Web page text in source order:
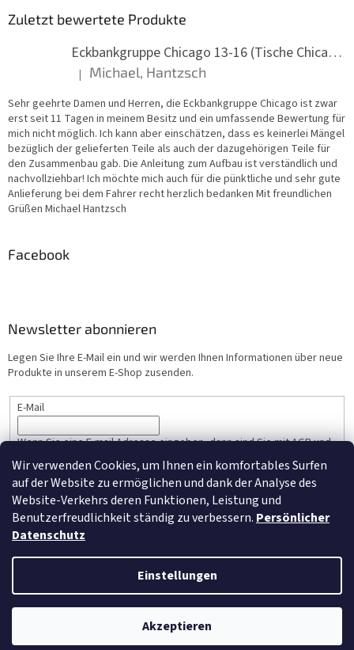
Wir verwenden Cookies, um Ihnen ein komfortables Surfen
auf der Website zu ermöglichen und dank der Analyse des
Website-Verkehrs deren Funktionen, Leistung und
Benutzerfreudlichkeit ständig zu verbessern. Persönlicher
Datenschutz
Einstellungen
Akzeptieren
Zuletzt bewertete Produkte
Eckbankgruppe Chicago 13-16 (Tische Chicago)
Die Produktbewertung beträgt 5 von 5 Sternen.
| Michael, Hantzsch
Sehr geehrte Damen und Herren, die Eckbankgruppe Chicago ist zwar
erst seit 11 Tagen in meinem Besitz und ein umfassende Bewertung für
mich nicht möglich. Ich kann aber einschätzen, dass es keinerlei Mängel
bezüglich der gelieferten Teile als auch der dazugehörigen Teile für
den Zusammenbau gab. Die Anleitung zum Aufbau ist verständlich und
nachvollziehbar! Ich möchte mich auch für die pünktliche und sehr gute
Anlieferung bei dem Fahrer recht herzlich bedanken Mit freundlichen
Grüßen Michael Hantzsch
Facebook
Newsletter abonnieren
Legen Sie Ihre E-Mail ein und wir werden Ihnen Informationen über neue
Produkte in unserem E-Shop zusenden.
E-Mail
Wenn Sie eine E-mail Adresse eingeben, dann sind Sie mit AGB und
Persönlicher Datenschutz einverstanden.
ANMELDEN
Copyright 2026NM-Moebel.de. Alle Rechte vorbehalten.Cookie-
Einstellungen ändern